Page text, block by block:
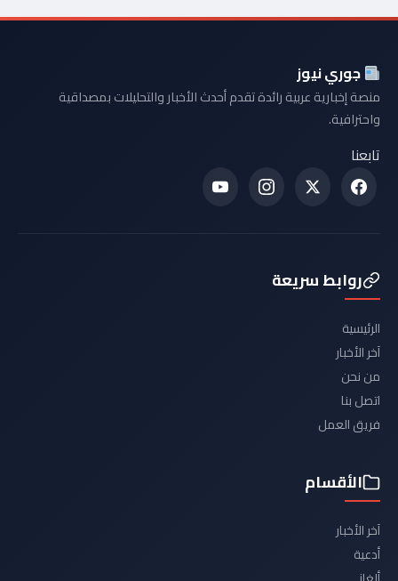
جوري نيوز
منصة إخبارية عربية رائدة تقدم أحدث الأخبار والتحليلات بمصداقية
واحترافية.
تابعنا
روابط سريعة
الرئيسية
آخر الأخبار
من نحن
اتصل بنا
فريق العمل
الأقسام
آخر الأخبار
أدعية